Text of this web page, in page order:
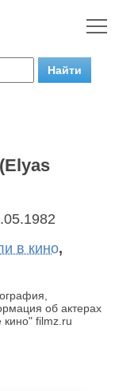
в кино,
об актерах
filmz.ru